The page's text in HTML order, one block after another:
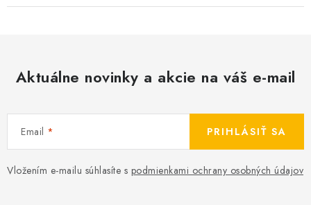
Aktuálne novinky a akcie na váš e-mail
Email
Vložením e-mailu súhlasíte s podmienkami ochrany osobných údajov
PRIHLÁSIŤ SA